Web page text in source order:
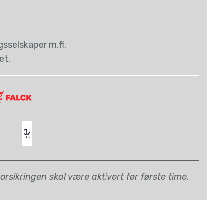
m.fl.
skal være aktivert før første time.